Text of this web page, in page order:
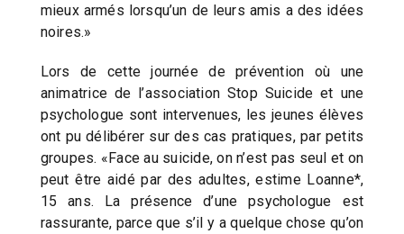
mieux armés lorsqu’un de leurs amis a des idées
noires.»
Lors de cette journée de prévention où une
animatrice de l’association Stop Suicide et une
psychologue sont intervenues, les jeunes élèves
ont pu délibérer sur des cas pratiques, par petits
groupes. «Face au suicide, on n’est pas seul et on
peut être aidé par des adultes, estime Loanne*,
15 ans. La présence d’une psychologue est
rassurante, parce que s’il y a quelque chose qu’on